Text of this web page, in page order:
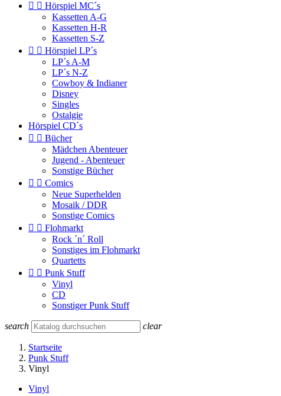
  Hörspiel MC´s
Kassetten A-G
Kassetten H-R
Kassetten S-Z
  Hörspiel LP´s
LP´s A-M
LP´s N-Z
Cowboy & Indianer
Disney
Singles
Ostalgie
Hörspiel CD´s
  Bücher
Mädchen Abenteuer
Jugend - Abenteuer
Sonstige Bücher
  Comics
Neue Superhelden
Mosaik / DDR
Sonstige Comics
  Flohmarkt
Rock ´n´ Roll
Sonstiges im Flohmarkt
Quartetts
  Punk Stuff
Vinyl
CD
Sonstiger Punk Stuff
search clear
Startseite
Punk Stuff
Vinyl
Vinyl